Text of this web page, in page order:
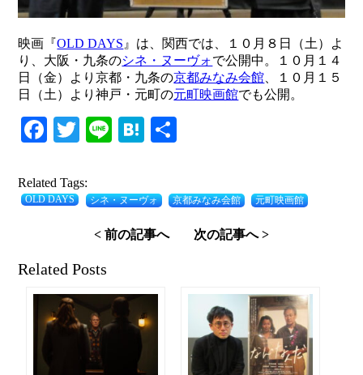
映画『OLD DAYS 』は、関西では、１０月８日（土）よ
り、大阪・九条のシネ・ヌーヴォで公開中。１０月１４
日（金）より京都・九条の京都みなみ会館 、１０月１５
日（土）より神戸・元町の元町映画館でも公開。
Facebook
TwitterLineHatena
Related Tags:
OLD DAYS シネ・ヌーヴォ 京都みなみ会館 元町映画館
< 前の記事へ 次の記事へ >
Related Posts